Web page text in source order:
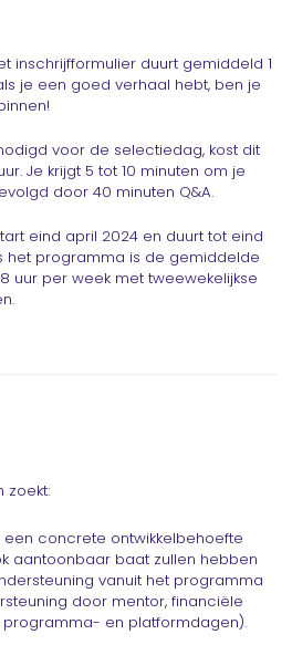
inschrijfformulier duurt gemiddeld 1
je een goed verhaal hebt, ben je
voor de selectiedag, kost dit
Je krijgt 5 tot 10 minuten om je
door 40 minuten Q&A.
eind april 2024 en duurt tot eind
het programma is de gemiddelde
uur per week met tweewekelijkse
zoekt:
concrete ontwikkelbehoefte
aantoonbaar baat zullen hebben
vanuit het programma
door mentor, financiële
programma- en platformdagen).